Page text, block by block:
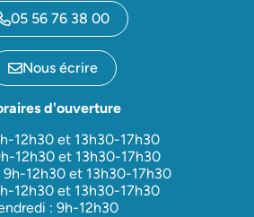
05 56 76 38 00
Nous écrire
d'ouverture
12h30 et 13h30-17h30
12h30 et 13h30-17h30
9h-12h30 et 13h30-17h30
12h30 et 13h30-17h30
: 9h-12h30